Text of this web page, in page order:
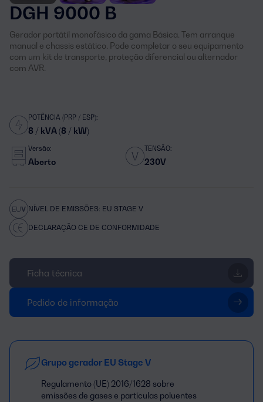
DGH 9000 B
Gerador portátil monofásico da gama Básica. Tem arranque
manual e chassis estático. Pode completar o seu equipamento
com um kit de transporte, proteção diferencial ou alternador
com AVR.
POTÊNCIA (PRP / ESP):
8 / kVA (8 / kW)
Versão:
Aberto
TENSÃO:
230V
NÍVEL DE EMISSÕES: EU STAGE V
DECLARAÇÃO CE DE CONFORMIDADE
Ficha técnica
Pedido de informação
Grupo gerador EU Stage V
Regulamento (UE) 2016/1628 sobre
emissões de gases e partículas poluentes